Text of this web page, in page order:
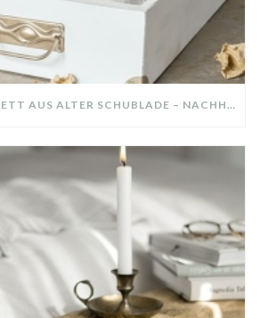
DIY-DEKO-TABLETT AUS ALTER SCHUBLADE – NACHHALTIGE HERBSTDEKO SELBER MACHEN!